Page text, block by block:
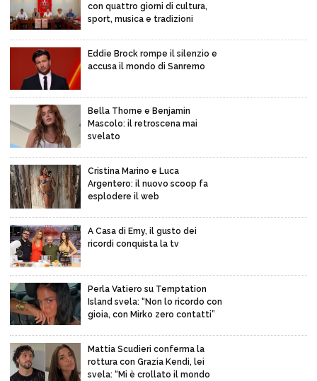
con quattro giorni di cultura,
sport, musica e tradizioni
Eddie Brock rompe il silenzio e
accusa il mondo di Sanremo
Bella Thorne e Benjamin
Mascolo: il retroscena mai
svelato
Cristina Marino e Luca
Argentero: il nuovo scoop fa
esplodere il web
A Casa di Emy, il gusto dei
ricordi conquista la tv
Perla Vatiero su Temptation
Island svela: “Non lo ricordo con
gioia, con Mirko zero contatti”
Mattia Scudieri conferma la
rottura con Grazia Kendi, lei
svela: “Mi è crollato il mondo